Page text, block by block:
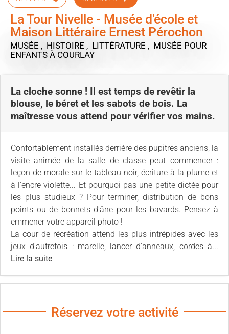
La Tour Nivelle - Musée d'école et
Maison Littéraire Ernest Pérochon
MUSÉE , HISTOIRE , LITTÉRATURE , MUSÉE POUR
ENFANTS À COURLAY
La cloche sonne ! Il est temps de revêtir la
blouse, le béret et les sabots de bois. La
maîtresse vous attend pour vérifier vos mains.
Confortablement installés derrière des pupitres anciens, la
visite animée de la salle de classe peut commencer :
leçon de morale sur le tableau noir, écriture à la plume et
à l'encre violette... Et pourquoi pas une petite dictée pour
les plus studieux ? Pour terminer, distribution de bons
points ou de bonnets d'âne pour les bavards. Pensez à
emmener votre appareil photo !
La cour de récréation attend les plus intrépides avec les
jeux d'autrefois : marelle, lancer d'anneaux, cordes à...
Lire la suite
Réservez votre activité